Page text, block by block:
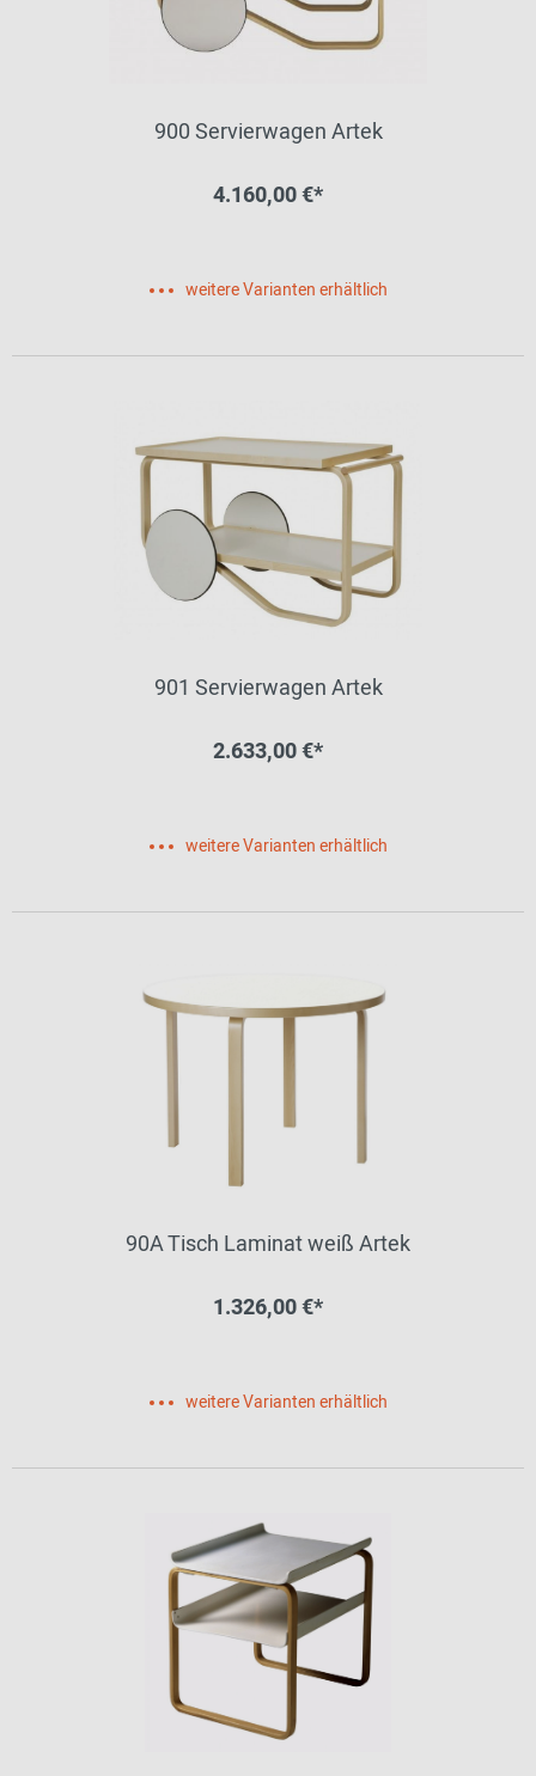
900 Servierwagen Artek
4.160,00 €*
weitere Varianten erhältlich
901 Servierwagen Artek
2.633,00 €*
weitere Varianten erhältlich
90A Tisch Laminat weiß Artek
1.326,00 €*
weitere Varianten erhältlich